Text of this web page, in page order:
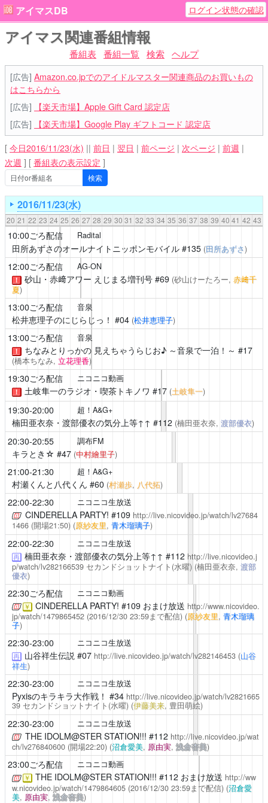
アイマスDB ログイン状態の確認
アイマス関連番組情報
番組表 番組一覧 検索 ヘルプ
[広告] Amazon.co.jpでのアイドルマスター関連商品のお買いもの
はこちらから
[広告]
【楽天市場】Apple Gift Card 認定店
[広告]
【楽天市場】Google Play ギフトコード 認定店
[ 今日2016/11/23(水) || 前日 | 翌日 | 前ページ | 次ページ | 前週 |
次週 ] [ 番組表の表示設定 ]
2016/11/23(水)
20 21 22 23 24 25 26 27 28 29 30 31 32 33 34 35 36 37 38 39 40 41 42 43
10:00ごろ配信 Radital
田所あずさのオールナイトニッポンモバイル#135 (田所あずさ)
12:00ごろ配信 AG-ON
！ 砂山・赤﨑アワー えじまる増刊号#69 (砂山けーたろー, 赤﨑千
夏)
13:00ごろ配信 音泉
松井恵理子のにじらじっ！ #04 (松井恵理子)
13:00ごろ配信 音泉
！ ちなみとりっかの 見えちゃうらじお♪ ～音泉で一泊！～ #17
(橋本ちなみ, 立花理香)
19:30ごろ配信 ニコニコ動画
！ 土岐隼一のラジオ・喫茶トキノワ #17 (土岐隼一)
19:30-20:00 超！A&G+
楠田亜衣奈・渡部優衣の気分上等↑↑ #112 (楠田亜衣奈, 渡部優衣)
20:30-20:55 調布FM
キラとき☆ #47 (中村繪里子)
21:00-21:30 超！A&G+
村瀬くんと八代くん #60 (村瀬歩, 八代拓)
22:00-22:30 ニコニコ生放送
CINDERELLA PARTY! #109 http://live.nicovideo.jp/watch/lv27684
1466(開場21:50) (原紗友里, 青木瑠璃子)
22:00-22:30 ニコニコ生放送
再 楠田亜衣奈・渡部優衣の気分上等↑↑ #112 http://live.nicovideo.j
p/watch/lv282166539セカンドショットナイト(水曜) (楠田亜衣奈, 渡部
優衣)
22:30ごろ配信 ニコニコ動画
￥ CINDERELLA PARTY! #109 おまけ放送 http://www.nicovideo.
jp/watch/1479865452(2016/12/30 23:59まで配信) (原紗友里, 青木瑠璃
子)
22:30-23:00 ニコニコ生放送
再 山谷祥生伝説#07 http://live.nicovideo.jp/watch/lv282146453 (山谷
祥生)
22:30-23:00 ニコニコ生放送
Pyxisのキラキラ大作戦！ #34 http://live.nicovideo.jp/watch/lv2821665
39セカンドショットナイト(水曜) (伊藤美来, 豊田萌絵)
22:30-23:00 ニコニコ生放送
THE IDOLM@STER STATION!!! #112 http://live.nicovideo.jp/wat
ch/lv276840600(開場22:20) (沼倉愛美, 原由実,浅倉杏美)
23:00ごろ配信 ニコニコ動画
￥ THE IDOLM@STER STATION!!! #112 おまけ放送 http://ww
w.nicovideo.jp/watch/1479864605(2016/12/30 23:59まで配信) (沼倉愛
美, 原由実,浅倉杏美)